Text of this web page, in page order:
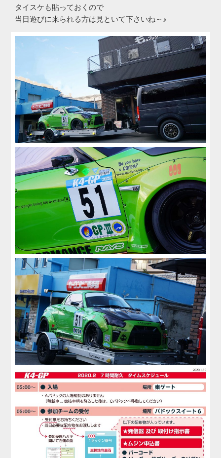
タイスケも貼っておくので
当日遊びに来られる方は見といて下さいね～♪